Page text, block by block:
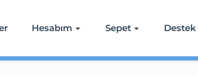
Hesabım Sepet Destek